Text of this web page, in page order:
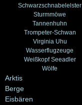
Schwarzschnabelelster
Sturmmöwe
Tannenhuhn
Trompeter-Schwan
Virginia Uhu
Wasserflugzeuge
Weißkopf Seeadler
Wölfe
Arktis
Berge
Eisbären